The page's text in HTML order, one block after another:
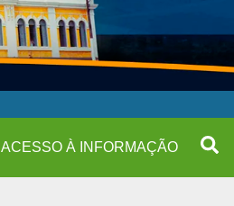
ACESSO À INFORMAÇÃO